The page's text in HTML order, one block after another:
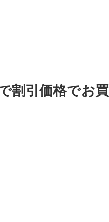
割引価格でお買